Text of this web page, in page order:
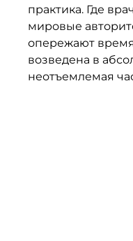
практика. Где
мировые
опережают
возведена в
неотъемлемая